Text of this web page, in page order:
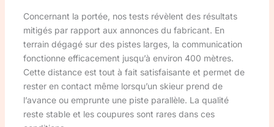
Concernant la portée, nos tests révèlent des résultats
mitigés par rapport aux annonces du fabricant. En
terrain dégagé sur des pistes larges, la communication
fonctionne efficacement jusqu’à environ 400 mètres.
Cette distance est tout à fait satisfaisante et permet de
rester en contact même lorsqu’un skieur prend de
l’avance ou emprunte une piste parallèle. La qualité
reste stable et les coupures sont rares dans ces